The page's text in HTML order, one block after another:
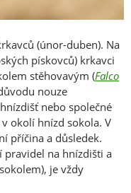
(únor-duben). Na
pískovců) krkavci
stěhovavým (Falco
nouze
nebo společné
okolí hnízd sokola. V
příčina a důsledek.
pravidel na hnízdišti a
je vždy